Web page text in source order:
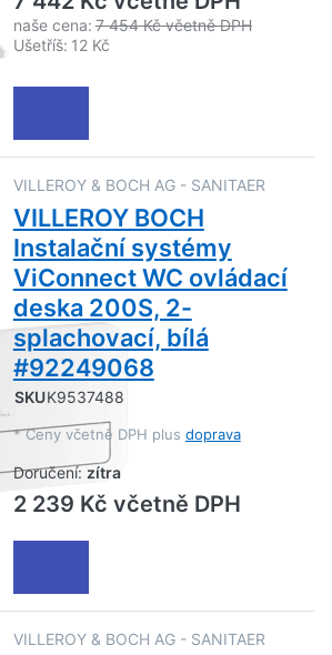
naše cena: 7 454 Kč včetně DPH
Ušetříš: 12 Kč
VILLEROY & BOCH AG - SANITAER
VILLEROY BOCH
Instalační systémy
ViConnect WC ovládací
deska 200S, 2-
splachovací, bílá
#92249068
SKUK9537488
* Ceny včetně DPH plus doprava
Doručení: zítra
2 239 Kč včetně DPH
VILLEROY & BOCH AG - SANITAER